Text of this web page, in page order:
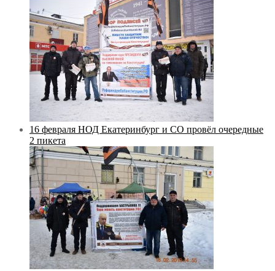
16 февраля НОД Екатеринбург и СО провёл очередные
2 пикета